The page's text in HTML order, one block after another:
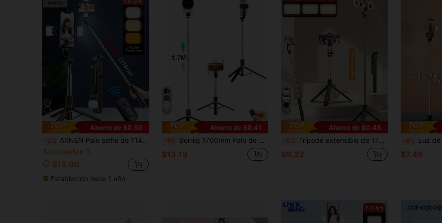
Ahorro de $0.50
-3% AXNEN Palo selfie de 114 cm con trípode reforzado - 2 luces de relleno, trípode de teléfono portátil y extensible con control remoto, compatible con iPhone 14 Pro Max/13/12/11, smartphones Android, color negro, adecuado para vacaciones de verano, viajes, actividades al aire libre, transmisión en vivo
Solo quedan 3
$15.00
Establecido hace 1 año
Ahorro de $0.41
-3% Borriig 1700mm Palo de Selfie Inalámbrico Trípode para Teléfono, Monopode Extensible y Plegable Adecuado para Smartphones, Grabación Estable y Equilibrada y Transmisión en Vivo, Con Control Remoto, Ideal para Vacaciones de Verano, Viajes, Actividades al Aire Libre, Transmisión en Vivo y Otras Ocasiones. (1 pieza)
$13.19
Ahorro de $0.48
-5% Trípode extensible de 170cm/70cm con luz de relleno, soporte para teléfono giratorio de 360° con un solo clic y control remoto Bluetooth desmontable, trípode portátil para transmisión en vivo, vlogging y viajes
$9.22
-4% Luz de anillo para selfie LED de 170 cm, palo de selfie extensible con trípode, control
$7.49